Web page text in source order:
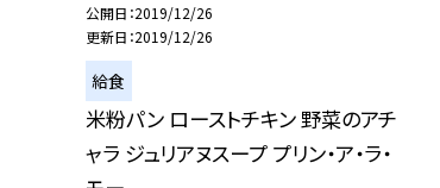
公開日 2019/12/26
更新日 2019/12/26
給食
米粉パン ローストチキン 野菜のアチ
ャラ ジュリアヌスープ プリン・ア・ラ・